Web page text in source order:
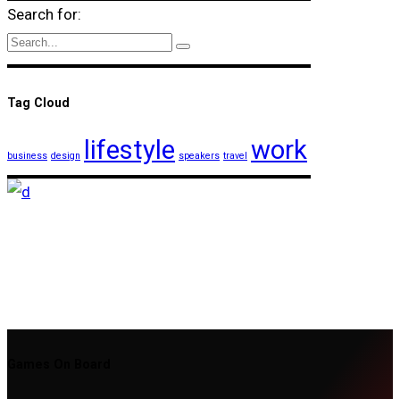
Search for:
Tag Cloud
business design lifestyle speakers travel work